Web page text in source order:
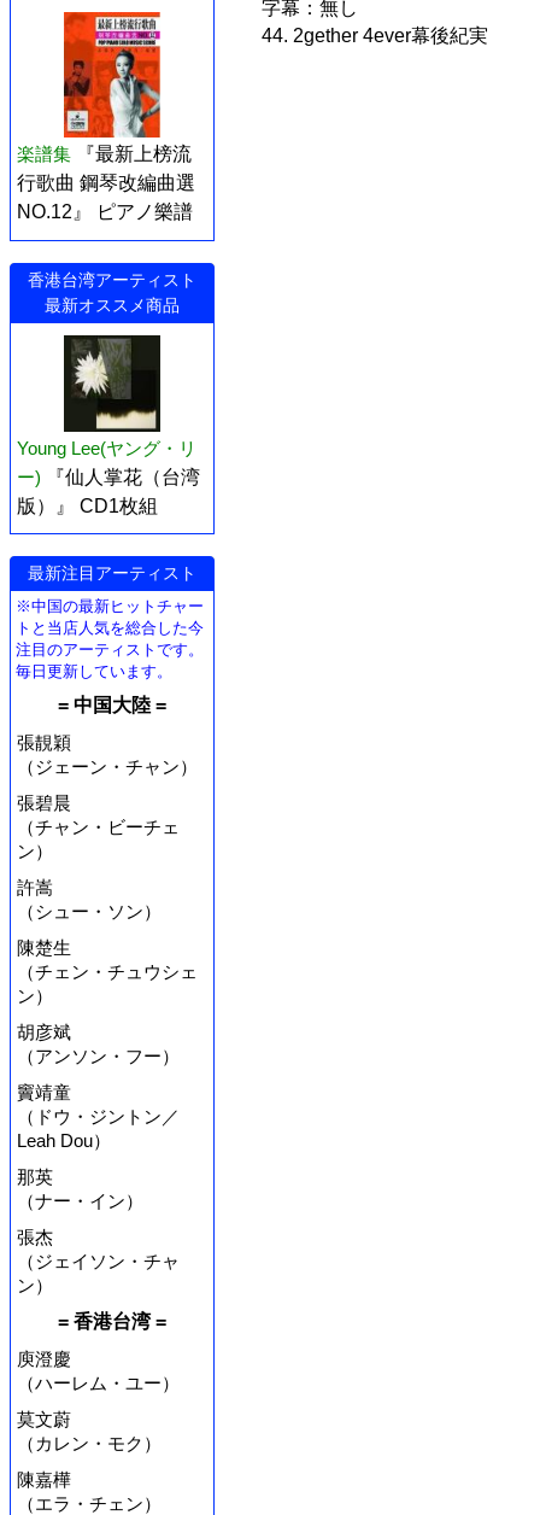
楽譜集
『最新上榜流
行歌曲 鋼琴改編曲選
NO.12』 ピアノ樂譜
香港台湾アーティスト
最新オススメ商品
Young Lee(ヤング・リ
ー)
『仙人掌花（台湾
版）』 CD1枚組
最新注目アーティスト
※中国の最新ヒットチャー
トと当店人気を総合した今
注目のアーティストです。
毎日更新しています。
= 中国大陸 =
張靚穎
（ジェーン・チャン）
張碧晨
（チャン・ビーチェ
ン）
許嵩
（シュー・ソン）
陳楚生
（チェン・チュウシェ
ン）
胡彦斌
（アンソン・フー）
竇靖童
（ドウ・ジントン／
Leah Dou）
那英
（ナー・イン）
張杰
（ジェイソン・チャ
ン）
= 香港台湾 =
庾澄慶
（ハーレム・ユー）
莫文蔚
（カレン・モク）
陳嘉樺
（エラ・チェン）
字幕：無し
44. 2gether 4ever幕後紀実